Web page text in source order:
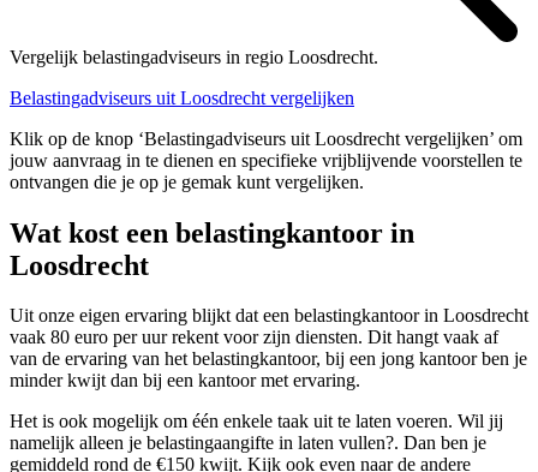
Vergelijk belastingadviseurs in regio Loosdrecht.
Belastingadviseurs uit Loosdrecht vergelijken
Klik op de knop ‘Belastingadviseurs uit Loosdrecht vergelijken’ om
jouw aanvraag in te dienen en specifieke vrijblijvende voorstellen te
ontvangen die je op je gemak kunt vergelijken.
Wat kost een belastingkantoor in
Loosdrecht
Uit onze eigen ervaring blijkt dat een belastingkantoor in Loosdrecht
vaak 80 euro per uur rekent voor zijn diensten. Dit hangt vaak af
van de ervaring van het belastingkantoor, bij een jong kantoor ben je
minder kwijt dan bij een kantoor met ervaring.
Het is ook mogelijk om één enkele taak uit te laten voeren. Wil jij
namelijk alleen je belastingaangifte in laten vullen?. Dan ben je
gemiddeld rond de €150 kwijt. Kijk ook even naar de andere